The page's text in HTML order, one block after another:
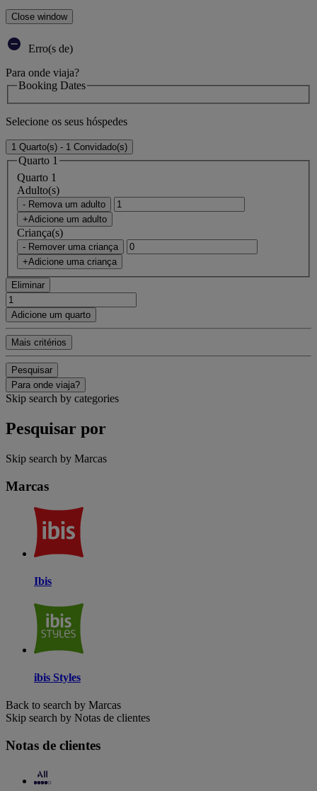
Close window
Erro(s de)
Para onde viaja?
Booking Dates
Selecione os seus hóspedes
1 Quarto(s) - 1 Convidado(s)
Quarto 1
Quarto 1
Adulto(s)
- Remova um adulto
+Adicione um adulto
Criança(s)
- Remover uma criança
+Adicione uma criança
Eliminar
Adicione um quarto
Mais critérios
Pesquisar
Para onde viaja?
Skip search by categories
Pesquisar por
Skip search by Marcas
Marcas
Ibis
ibis Styles
Back to search by Marcas
Skip search by Notas de clientes
Notas de clientes